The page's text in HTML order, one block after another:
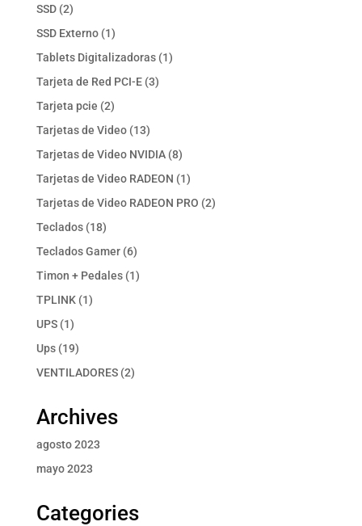
SSD 22
productos
SSD Externo 11
producto
Tablets Digitalizadoras 11
Tarjeta de Red PCI-E 33
Tarjeta pcie 22
productos
Tarjetas de Video 1313
productos
Tarjetas de Video NVIDIA 88
productos
Tarjetas de Video RADEON 11
producto
Tarjetas de Video RADEON PRO 22
Teclados 1818
productos
Teclados Gamer 66
productos
Timon + Pedales 11
TPLINK 11
UPS 11
producto
Ups 1919
productos
VENTILADORES 22
Archives
agosto 2023
mayo 2023
Categories